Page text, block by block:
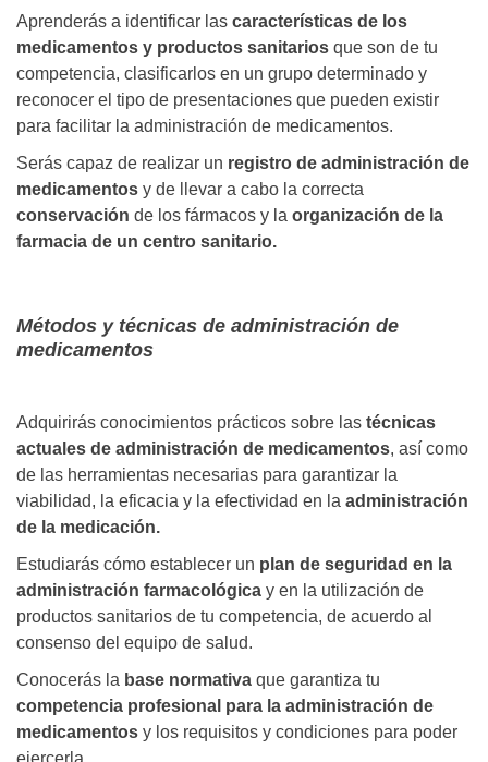
Aprenderás a identificar las características de los
medicamentos y productos sanitarios que son de tu
competencia, clasificarlos en un grupo determinado y
reconocer el tipo de presentaciones que pueden existir
para facilitar la administración de medicamentos.
Serás capaz de realizar un registro de administración de
medicamentos y de llevar a cabo la correcta
conservación de los fármacos y la organización de la
farmacia de un centro sanitario.
Métodos y técnicas de administración de
medicamentos
Adquirirás conocimientos prácticos sobre las técnicas
actuales de administración de medicamentos, así como
de las herramientas necesarias para garantizar la
viabilidad, la eficacia y la efectividad en la administración
de la medicación.
Estudiarás cómo establecer un plan de seguridad en la
administración farmacológica y en la utilización de
productos sanitarios de tu competencia, de acuerdo al
consenso del equipo de salud.
Conocerás la base normativa que garantiza tu
competencia profesional para la administración de
medicamentos y los requisitos y condiciones para poder